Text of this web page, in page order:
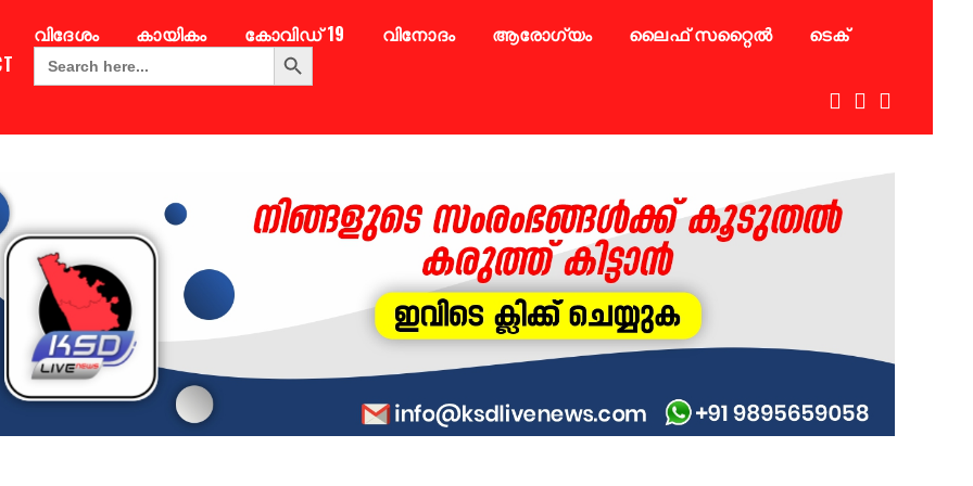
വിദേശം കായികം കോവിഡ് 19 വിനോദം ആരോഗ്യം ലൈഫ് സറ്റൈൽ
ടെക്
Search
for:
Search Button